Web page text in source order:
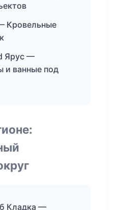
Кровельные
Ярус —
и ванные под
Кладка —